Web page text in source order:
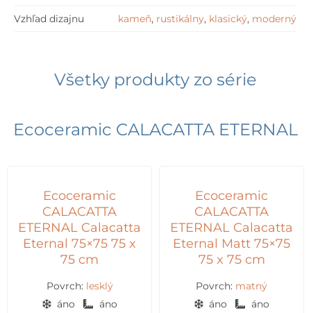
Vzhľad dizajnu kameň, rustikálny, klasický, moderný
Všetky produkty zo série
Ecoceramic CALACATTA ETERNAL
Ecoceramic
CALACATTA
ETERNAL Calacatta
Eternal 75×75 75 x
75 cm
Povrch: lesklý
áno
áno
Ecoceramic
CALACATTA
ETERNAL Calacatta
Eternal Matt 75×75
75 x 75 cm
Povrch: matný
áno
áno